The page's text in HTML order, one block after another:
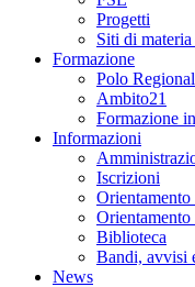
Progetti
Siti di
Formazione
Polo
Ambito21
Formazione
Informazioni
Iscrizioni
Orientamento
Orientamento
Biblioteca
Bandi, avvisi
News